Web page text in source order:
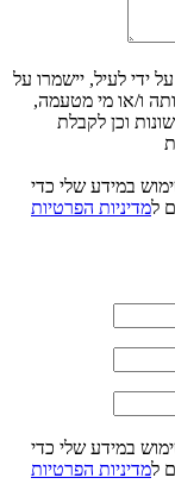
ידי לעיל, יישמרו על
ו/או מי מטעמה,
וכן לקבלת
במידע שלי כדי
למדיניות הפרטיות
במידע שלי כדי
למדיניות הפרטיות